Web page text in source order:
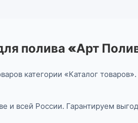
полива «Арт
категории «Каталог
и всей России. Гарантируем